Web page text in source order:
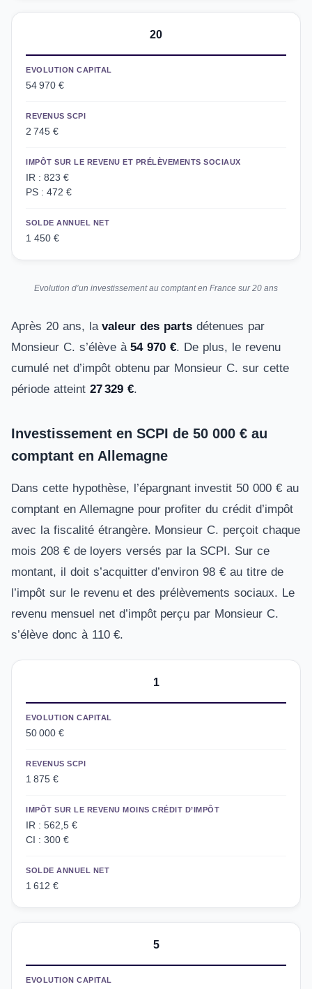
20
EVOLUTION CAPITAL
54 970 €
REVENUS SCPI
2 745 €
IMPÔT SUR LE REVENU ET PRÉLÈVEMENTS SOCIAUX
IR : 823 €
PS : 472 €
SOLDE ANNUEL NET
1 450 €
Evolution d’un investissement au comptant en France sur 20 ans
Après 20 ans, lavaleur des parts détenues par
Monsieur C. s’élève à54 970 €. De plus, le revenu
cumulé net d’impôt obtenu par Monsieur C. sur cette
période atteint 27 329 €.
Investissement en SCPI de 50 000 € au
comptant en Allemagne
Dans cette hypothèse, l’épargnant investit 50 000 € au
comptant en Allemagne pour profiter du crédit d’impôt
avec la fiscalité étrangère. Monsieur C. perçoit chaque
mois 208 € de loyers versés par la SCPI. Sur ce
montant, il doit s’acquitter d’environ 98 € au titre de
l’impôt sur le revenu et des prélèvements sociaux. Le
revenu mensuel net d’impôt perçu par Monsieur C.
s’élève donc à 110 €.
1
EVOLUTION CAPITAL
50 000 €
REVENUS SCPI
1 875 €
IMPÔT SUR LE REVENU MOINS CRÉDIT D’IMPÔT
IR : 562,5 €
CI : 300 €
SOLDE ANNUEL NET
1 612 €
5
EVOLUTION CAPITAL